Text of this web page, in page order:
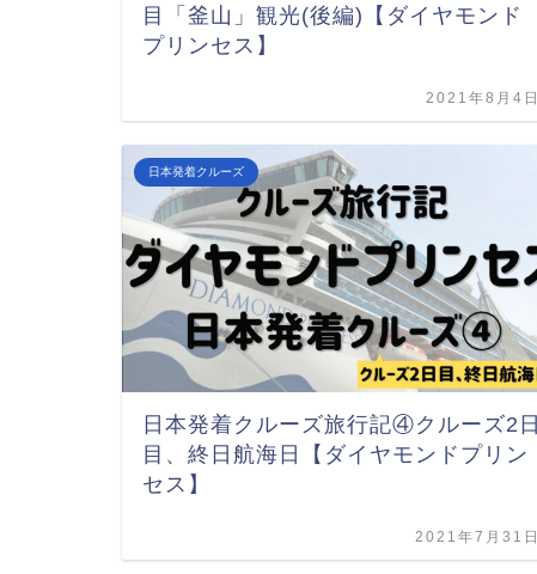
目「釜山」観光(後編)【ダイヤモンド
プリンセス】
2021年8月4日
日本発着クルーズ
日本発着クルーズ旅行記④クルーズ2日
目、終日航海日【ダイヤモンドプリン
セス】
2021年7月31日